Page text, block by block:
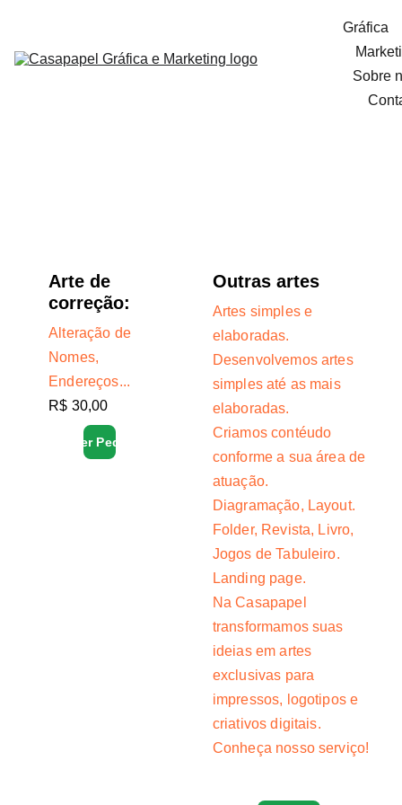
Gráfica
Sobre
Arte de
correção:
Alteração de
Nomes,
Endereços...
R$ 30,00
Outras artes
Artes simples e
elaboradas.
Desenvolvemos artes
simples até as mais
elaboradas.
Criamos contéudo
conforme a sua área de
atuação.
Diagramação, Layout.
Folder, Revista, Livro,
Jogos de Tabuleiro.
Landing page.
Na Casapapel
transformamos suas
ideias em artes
exclusivas para
impressos, logotipos e
criativos digitais.
Conheça nosso serviço!
Fazer Pedido